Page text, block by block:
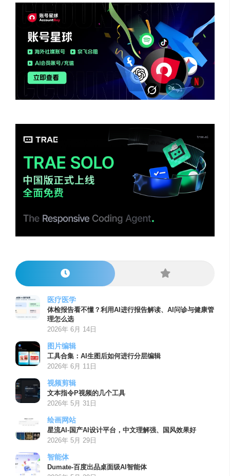
医疗医学
体检报告看不懂？利用AI进行报告解读、AI问诊与健康管
理怎么选
2026年 6月 14日
图片编辑
工具合集：AI生图后如何进行分层编辑
2026年 6月 11日
视频剪辑
文本指令P视频的几个工具
2026年 5月 31日
绘画网站
星流AI-国产AI设计平台，中文理解强、国风效果好
2026年 5月 29日
智能体
Dumate-百度出品桌面级AI智能体